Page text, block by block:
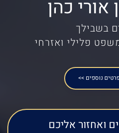
ואחזור אליכם
אורי כהן
בשבילך
פלילי ואזרחי
נוספים >>